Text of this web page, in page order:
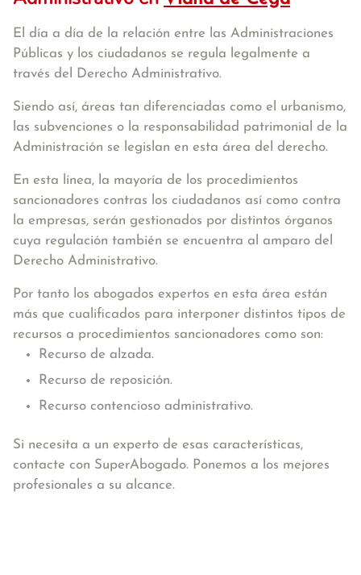
El día a día de la relación entre las Administraciones
Públicas y los ciudadanos se regula legalmente a
través del Derecho Administrativo.
Siendo así, áreas tan diferenciadas como el urbanismo,
las subvenciones o la responsabilidad patrimonial de la
Administración se legislan en esta área del derecho.
En esta línea, la mayoría de los procedimientos
sancionadores contras los ciudadanos así como contra
la empresas, serán gestionados por distintos órganos
cuya regulación también se encuentra al amparo del
Derecho Administrativo.
Por tanto los abogados expertos en esta área están
más que cualificados para interponer distintos tipos de
recursos a procedimientos sancionadores como son:
Recurso de alzada.
Recurso de reposición.
Recurso contencioso administrativo.
Si necesita a un experto de esas características,
contacte con SuperAbogado. Ponemos a los mejores
profesionales a su alcance.